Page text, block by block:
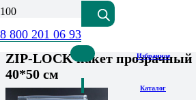
8 800 201 06 93
Избранное
Каталог
1 отзыв клиента
ZIP-LOCK пакет прозрачный
40*50 см